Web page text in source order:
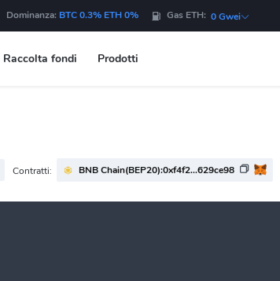
Dominanza: BTC 0.3% ETH 0% Gas ETH: 0 Gwei
Raccolta fondi Prodotti
Contratti: BNB Chain(BEP20):0xf4f2...629ce98